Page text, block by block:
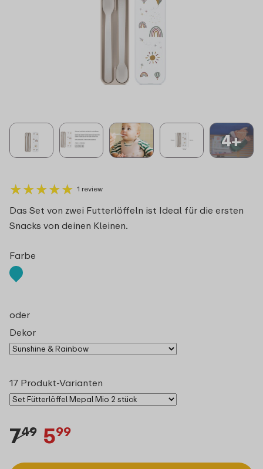
4+
★★★★★
★★★★★ 1 review
Das Set von zwei Futterlöffeln ist Ideal für die ersten
Snacks von deinen Kleinen.
Farbe
oder
Dekor
17 Produkt-Varianten
749 599